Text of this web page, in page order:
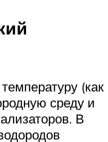
(как
среду и
В